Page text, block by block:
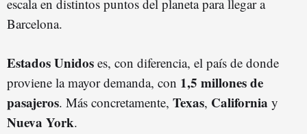
escala en distintos puntos del planeta para llegar a
Barcelona.
Estados Unidos es, con diferencia, el país de donde
proviene la mayor demanda, con 1,5 millones de
pasajeros. Más concretamente, Texas, California y
Nueva York.